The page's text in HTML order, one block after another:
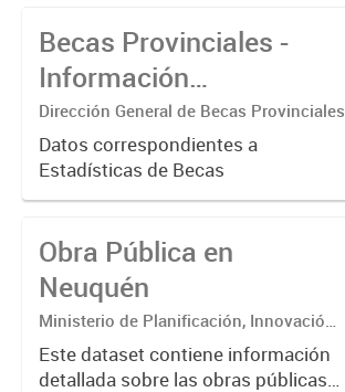
Neuquén. Años 2001, 2010, 2022.
Becas Provinciales -
Información
Consolidada
Dirección General de Becas Provinciales
Datos correspondientes a
Estadísticas de Becas
Obra Pública en
Neuquén
Ministerio de Planificación, Innovación
y Modernización
Este dataset contiene información
detallada sobre las obras públicas